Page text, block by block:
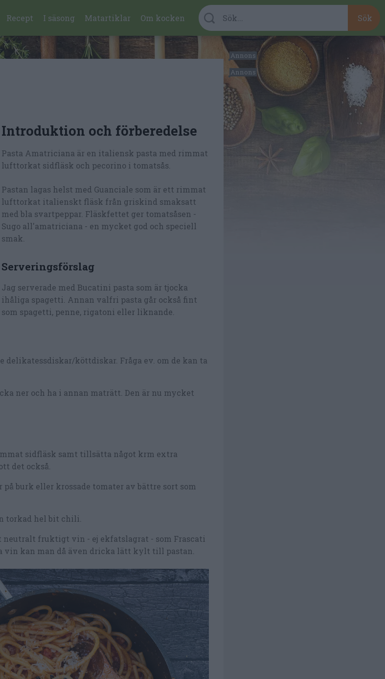
Recept I säsong Matartiklar Om kocken
Introduktion och förberedelse
Pasta Amatriciana är en italiensk pasta med rimmat
lufttorkat sidfläsk och pecorino i tomatsås.
Pastan lagas helst med Guanciale som är ett rimmat
lufttorkat italienskt fläsk från griskind smaksatt
med bla svartpeppar. Fläskfettet ger tomatsåsen -
Sugo all'amatriciana - en mycket god och speciell
smak.
Serveringsförslag
Jag serverade med Bucatini pasta som är tjocka
ihåliga spagetti. Annan valfri pasta går också fint
som spagetti, penne, rigatoni eller liknande.
delikatessdiskar/köttdiskar. Fråga ev. om de kan ta
ner och ha i annan maträtt. Den är nu mycket
sidfläsk samt tillsätta något krm extra
det också.
burk eller krossade tomater av bättre sort som
torkad hel bit chili.
fruktigt vin - ej ekfatslagrat - som Frascati
vin kan man då även dricka lätt kylt till pastan.